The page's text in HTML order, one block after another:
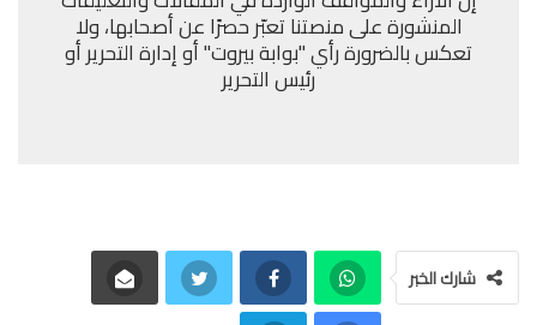
المنشورة على منصتنا تعبّر حصرًا عن أصحابها، ولا
تعكس بالضرورة رأي "بوابة بيروت" أو إدارة التحرير أو
رئيس التحرير
شارك الخبر